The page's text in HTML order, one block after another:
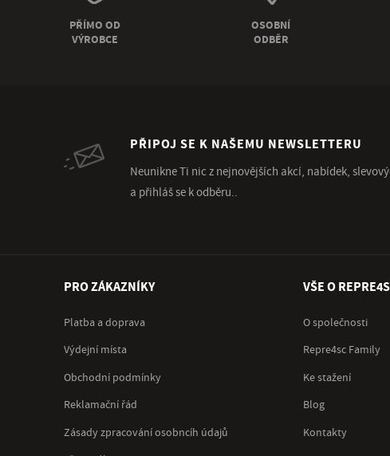
PŘÍMO OD
VÝROBCE
OSOBNÍ
ODBĚR
PŘIPOJ SE K NAŠEMU NEWSLETTERU
Neunikne Ti nic z nejnovějších akcí, nabídek,
a přihláš se k odběru..
PRO ZÁKAZNÍKY
Platba a doprava
Výdejní místa
Obchodní podmínky
Reklamační řád
Zásady zpracování osobncíh údajů
VŠE O
O společnosti
Repre4sc Family
Ke stažení
Blog
Kontakty